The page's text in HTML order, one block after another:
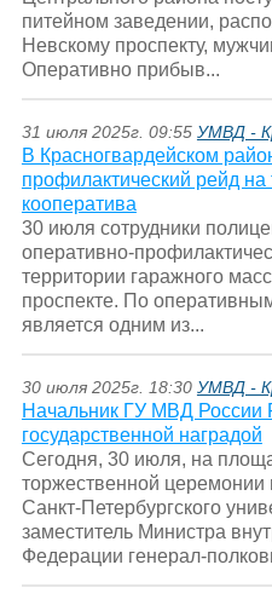
питейном заведении,
Невскому проспекту,
Оперативно прибыв...
31 июля 2025г. 09:55 УМВД -
В Красногвардейском
профилактический рейд на
кооператива
30 июля сотрудники
оперативно-
территории гаражного
проспекте. По
является одним из...
30 июля 2025г. 18:30 УМВД -
Начальник ГУ МВД России
государственной наградой
Сегодня, 30 июля, на
торжественной церемонии
Санкт-Петербургского
заместитель Министра
Федерации генерал-